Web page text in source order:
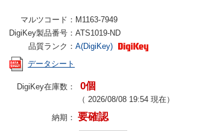
マルツコード： M1163-7949
DigiKey製品番号： ATS1019-ND
品質ランク： A(DigiKey)
データシート
DigiKey在庫数： 0個
（ 2026/08/08 19:54 現在）
納期： 要確認